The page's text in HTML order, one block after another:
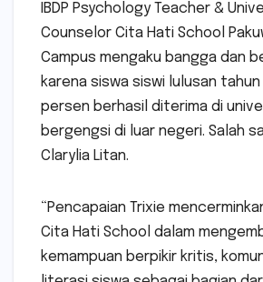
IBDP Psychology Teacher &
Counselor Cita Hati School
Campus mengaku bangga dan
karena siswa siswi lulusan
persen berhasil diterima di
bergengsi di luar negeri. Salah
Clarylia Litan.
“Pencapaian Trixie
Cita Hati School dalam
kemampuan berpikir kritis,